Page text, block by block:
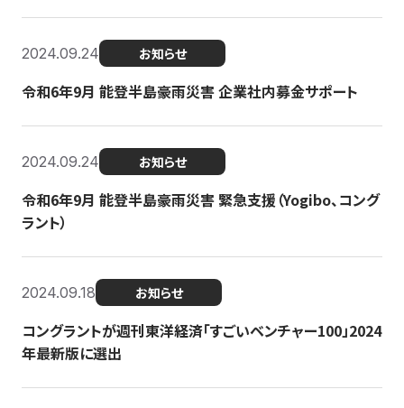
2024.09.24 お知らせ
令和6年9月 能登半島豪雨災害 企業社内募金サポート
2024.09.24 お知らせ
令和6年9月 能登半島豪雨災害 緊急支援（Yogibo、コング
ラント）
2024.09.18 お知らせ
コングラントが週刊東洋経済「すごいベンチャー100」2024
年最新版に選出